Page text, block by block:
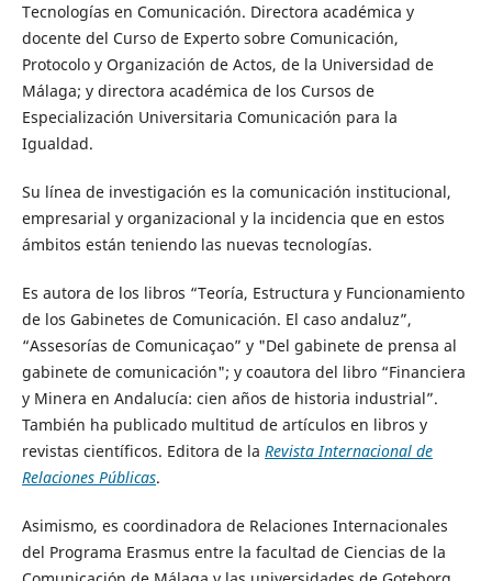
Tecnologías en Comunicación. Directora académica y
docente del Curso de Experto sobre Comunicación,
Protocolo y Organización de Actos, de la Universidad de
Málaga; y directora académica de los Cursos de
Especialización Universitaria Comunicación para la
Igualdad.
Su línea de investigación es la comunicación institucional,
empresarial y organizacional y la incidencia que en estos
ámbitos están teniendo las nuevas tecnologías.
Es autora de los libros “Teoría, Estructura y Funcionamiento
de los Gabinetes de Comunicación. El caso andaluz”,
“Assesorías de Comunicaçao” y "Del gabinete de prensa al
gabinete de comunicación"; y coautora del libro “Financiera
y Minera en Andalucía: cien años de historia industrial”.
También ha publicado multitud de artículos en libros y
revistas científicos. Editora de la Revista Internacional de
Relaciones Públicas.
Asimismo, es coordinadora de Relaciones Internacionales
del Programa Erasmus entre la facultad de Ciencias de la